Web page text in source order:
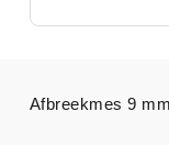
Afbreekmes 9